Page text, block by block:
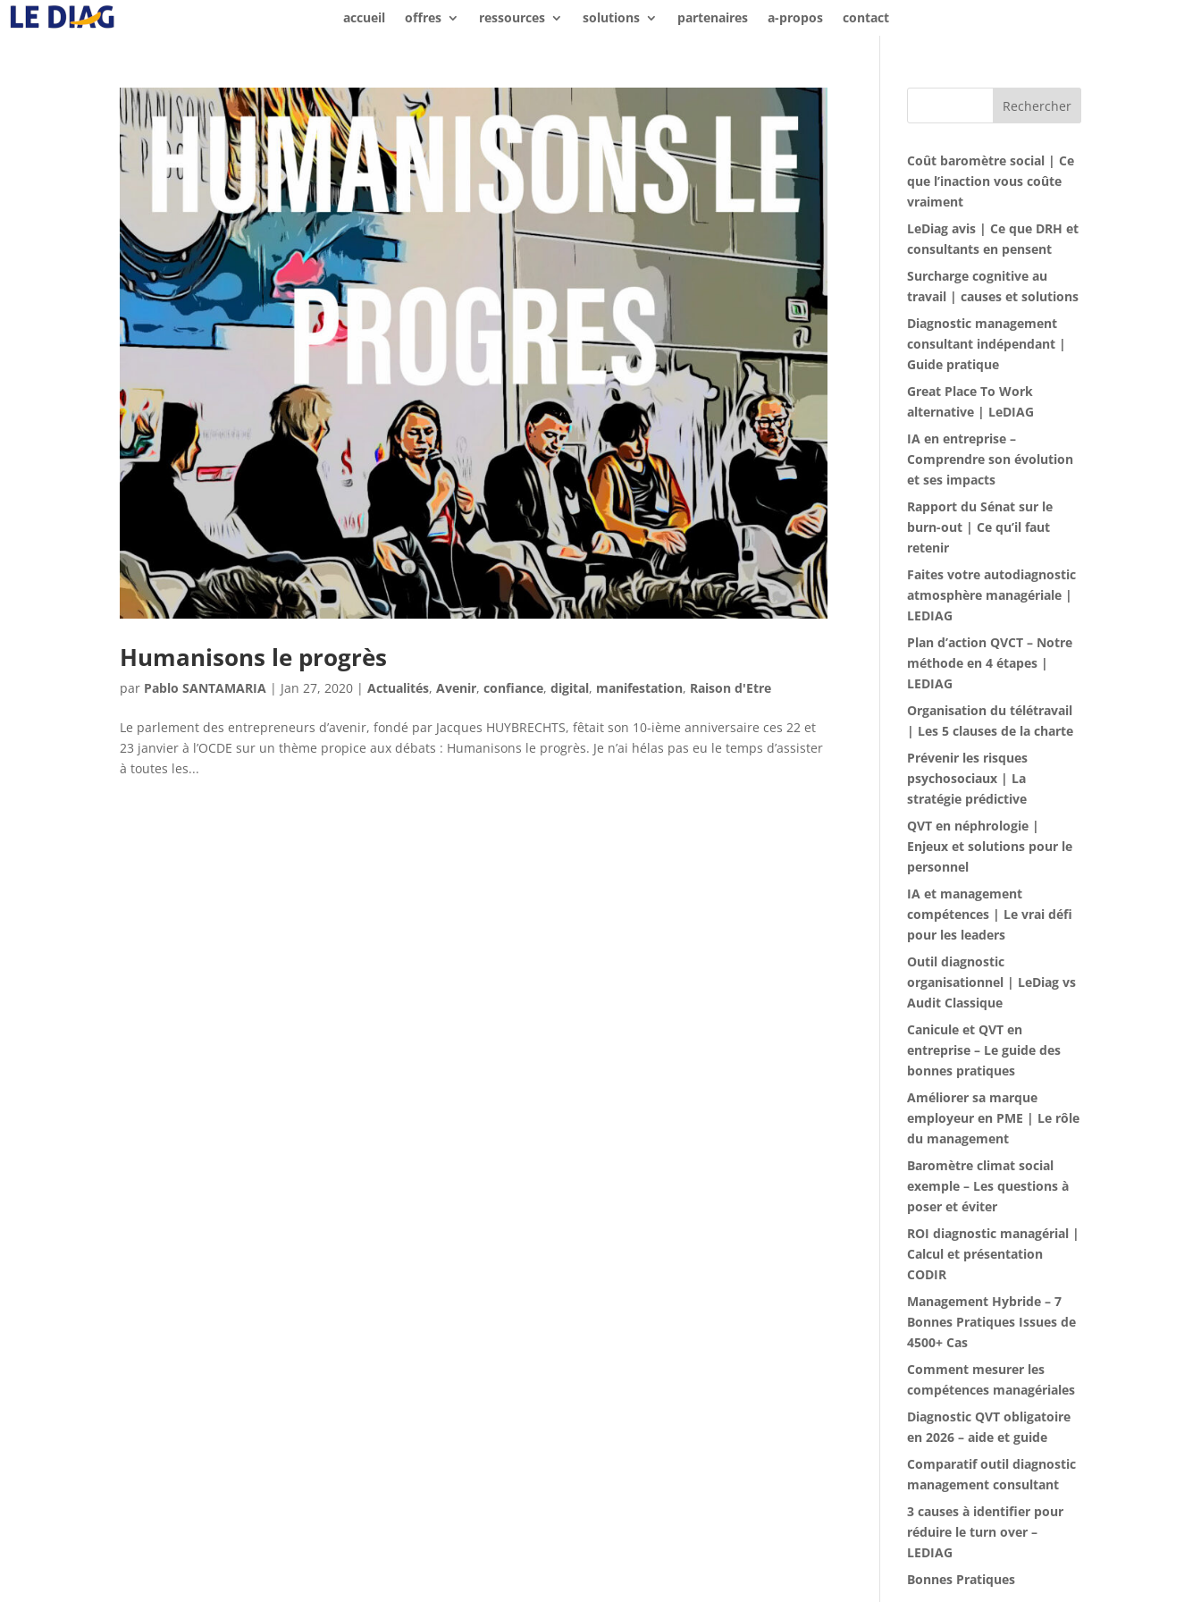
accueil offres ressources solutions partenaires a-propos contact
Humanisons le progrès
par Pablo SANTAMARIA | Jan 27, 2020 |Actualités,Avenir,confiance,digital, manifestation, Raison d'Etre
Le parlement des entrepreneurs d’avenir, fondé par Jacques HUYBRECHTS, fêtait son 10-ième anniversaire ces 22 et
23 janvier à l’OCDE sur un thème propice aux débats : Humanisons le progrès. Je n’ai hélas pas eu le temps d’assister
à toutes les...
Rechercher
Coût baromètre social | Ce
que l’inaction vous coûte
vraiment
LeDiag avis | Ce que DRH et
consultants en pensent
Surcharge cognitive au
travail | causes et solutions
Diagnostic management
consultant indépendant |
Guide pratique
Great Place To Work
alternative | LeDIAG
IA en entreprise –
Comprendre son évolution
et ses impacts
Rapport du Sénat sur le
burn-out | Ce qu’il faut
retenir
Faites votre autodiagnostic
atmosphère managériale |
LEDIAG
Plan d’action QVCT – Notre
méthode en 4 étapes |
LEDIAG
Organisation du télétravail
| Les 5 clauses de la charte
Prévenir les risques
psychosociaux | La
stratégie prédictive
QVT en néphrologie |
Enjeux et solutions pour le
personnel
IA et management
compétences | Le vrai défi
pour les leaders
Outil diagnostic
organisationnel | LeDiag vs
Audit Classique
Canicule et QVT en
entreprise – Le guide des
bonnes pratiques
Améliorer sa marque
employeur en PME | Le rôle
du management
Baromètre climat social
exemple – Les questions à
poser et éviter
ROI diagnostic managérial |
Calcul et présentation
CODIR
Management Hybride – 7
Bonnes Pratiques Issues de
4500+ Cas
Comment mesurer les
compétences managériales
Diagnostic QVT obligatoire
en 2026 – aide et guide
Comparatif outil diagnostic
management consultant
3 causes à identifier pour
réduire le turn over –
LEDIAG
Bonnes Pratiques